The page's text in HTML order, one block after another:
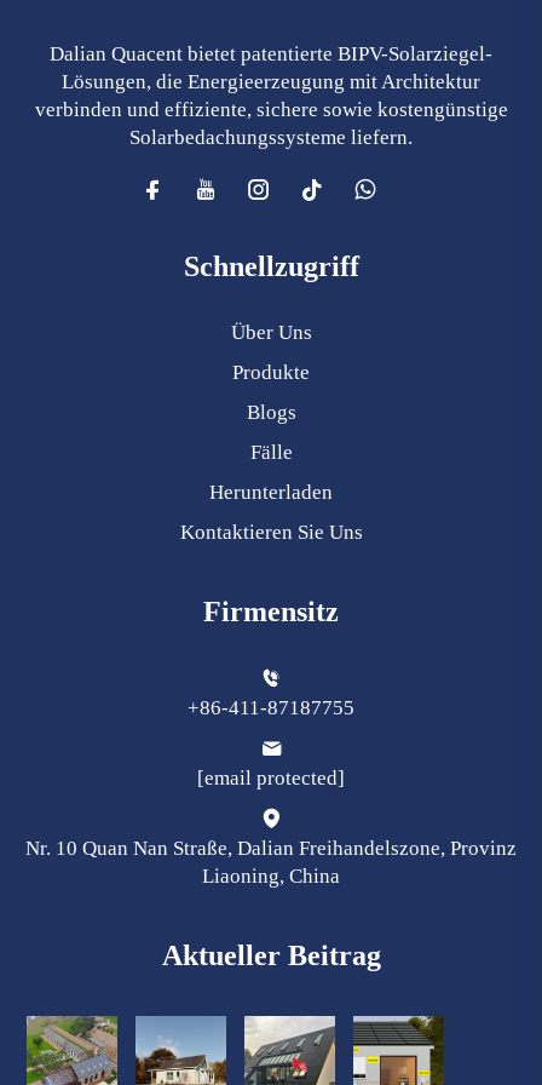
Dalian Quacent bietet patentierte BIPV-Solarziegel-
Lösungen, die Energieerzeugung mit Architektur
verbinden und effiziente, sichere sowie kostengünstige
Solarbedachungssysteme liefern.
Schnellzugriff
Über Uns
Produkte
Blogs
Fälle
Herunterladen
Kontaktieren Sie Uns
Firmensitz
+86-411-87187755
[email protected]
Nr. 10 Quan Nan Straße, Dalian Freihandelszone, Provinz
Liaoning, China
Aktueller Beitrag